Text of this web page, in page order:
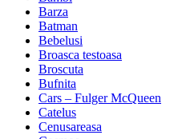
Barza
Batman
Bebelusi
Broasca testoasa
Broscuta
Bufnita
Cars – Fulger McQueen
Catelus
Cenusareasa